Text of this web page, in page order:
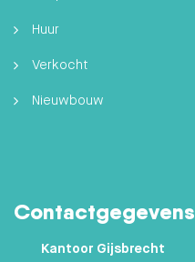
Huur
Verkocht
Nieuwbouw
Contactgegevens
Kantoor Gijsbrecht